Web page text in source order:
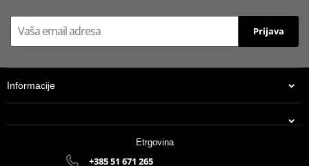
Prijava
Informacije
Etrgovina
+385 51 671 265